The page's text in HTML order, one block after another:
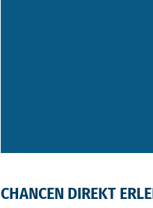
CHANCEN DIREKT